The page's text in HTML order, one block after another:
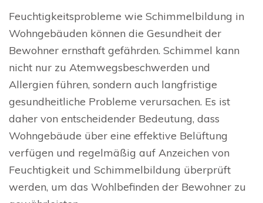
Feuchtigkeitsprobleme wie Schimmelbildung in
Wohngebäuden können die Gesundheit der
Bewohner ernsthaft gefährden. Schimmel kann
nicht nur zu Atemwegsbeschwerden und
Allergien führen, sondern auch langfristige
gesundheitliche Probleme verursachen. Es ist
daher von entscheidender Bedeutung, dass
Wohngebäude über eine effektive Belüftung
verfügen und regelmäßig auf Anzeichen von
Feuchtigkeit und Schimmelbildung überprüft
werden, um das Wohlbefinden der Bewohner zu